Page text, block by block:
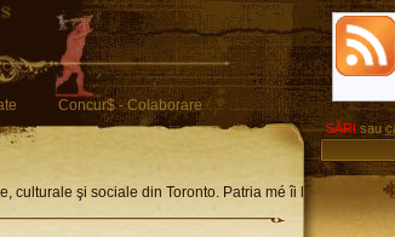
Concur$ - Colaborare
culturale şi sociale din Toronto. Patria mé îi limba
SĂRI sau